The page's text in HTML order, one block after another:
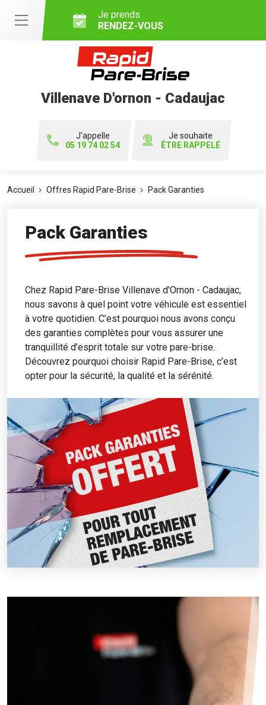
Je prends
RENDEZ-VOUS
Villenave D'ornon - Cadaujac
J'appelle
05 19 74 02 54
Je souhaite
ÊTRE RAPPELÉ
Accueil Offres Rapid Pare-Brise Pack Garanties
Pack Garanties
Chez Rapid Pare-Brise Villenave d'Ornon - Cadaujac,
nous savons à quel point votre véhicule est essentiel
à votre quotidien. C’est pourquoi nous avons conçu
des garanties complètes pour vous assurer une
tranquillité d’esprit totale sur votre pare-brise.
Découvrez pourquoi choisir Rapid Pare-Brise, c’est
opter pour la sécurité, la qualité et la sérénité.